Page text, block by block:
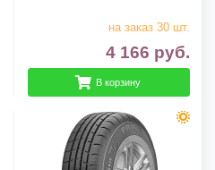
на заказ 30 шт.
4 166 руб.
В корзину